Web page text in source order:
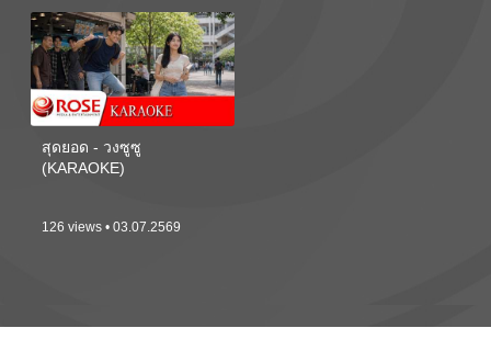
สุดยอด - วงซูซู
(KARAOKE)
126 views • 03.07.2569